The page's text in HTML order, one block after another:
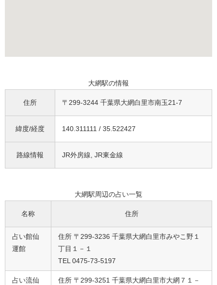
大網駅の情報
住所 〒299-3244 千葉県大網白里市南玉21-7
緯度/経度 140.311111 / 35.522427
路線情報 JR外房線, JR東金線
大網駅周辺の占い一覧
名称 住所
占い館仙
運館
住所 〒299-3236 千葉県大網白里市みやこ野１
丁目１－１
TEL 0475-73-5197
占い流仙
住所 〒299-3251 千葉県大網白里市大網７１－